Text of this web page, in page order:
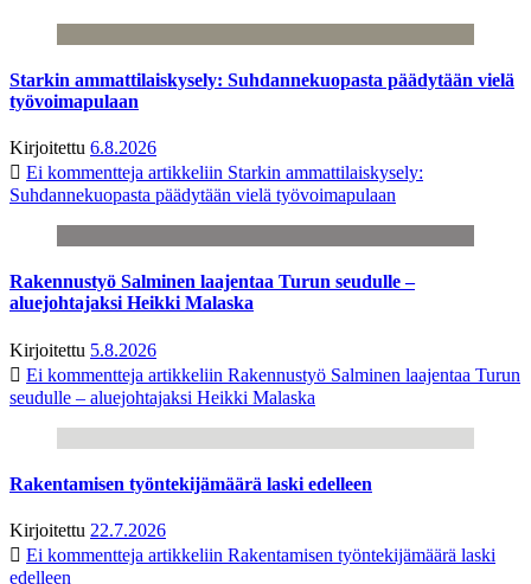
Starkin ammattilaiskysely: Suhdannekuopasta päädytään vielä
työvoimapulaan
Kirjoitettu 6.8.2026
Ei kommentteja artikkeliin Starkin ammattilaiskysely:
Suhdannekuopasta päädytään vielä työvoimapulaan
Rakennustyö Salminen laajentaa Turun seudulle –
aluejohtajaksi Heikki Malaska
Kirjoitettu 5.8.2026
Ei kommentteja artikkeliin Rakennustyö Salminen laajentaa Turun
seudulle – aluejohtajaksi Heikki Malaska
Rakentamisen työntekijämäärä laski edelleen
Kirjoitettu 22.7.2026
Ei kommentteja artikkeliin Rakentamisen työntekijämäärä laski
edelleen